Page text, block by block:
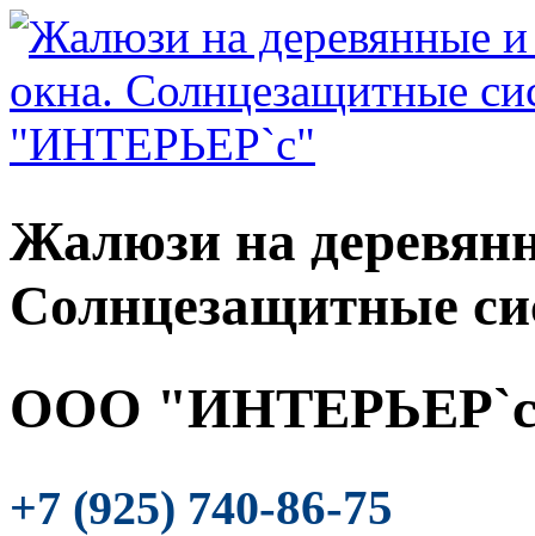
Жалюзи на
Солнцезащитные
ООО
+7 (925) 740-86-75